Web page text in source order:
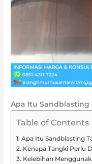
Apa Itu Sandblasting
Table of Contents
Apa Itu Sandblasting
Kenapa Tangki Perlu
Kelebihan